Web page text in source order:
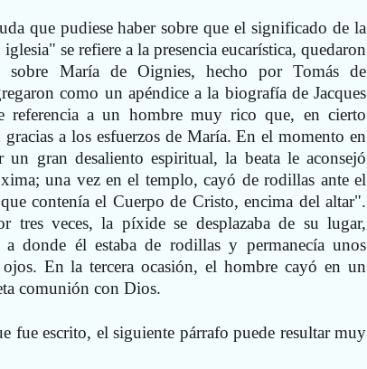
que pudiese haber sobre que el significado de la
se refiere a la presencia eucarística, quedaron
sobre María de Oignies, hecho por Tomás de
como un apéndice a la biografía de Jacques
referencia a un hombre muy rico que, en cierto
a los esfuerzos de María. En el momento en
un gran desaliento espiritual, la beata le aconsejó
una vez en el templo, cayó de rodillas ante el
contenía el Cuerpo de Cristo, encima del altar".
tres veces, la píxide se desplazaba de su lugar,
a donde él estaba de rodillas y permanecía unos
ojos. En la tercera ocasión, el hombre cayó en un
comunión con Dios.
fue escrito, el siguiente párrafo puede resultar muy